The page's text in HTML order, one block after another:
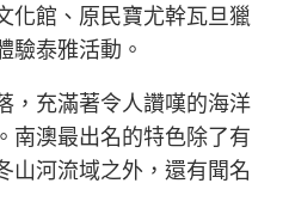
化館、原民寶尤幹瓦旦獵
驗泰雅活動。
，充滿著令人讚嘆的海洋
南澳最出名的特色除了有
山河流域之外，還有聞名